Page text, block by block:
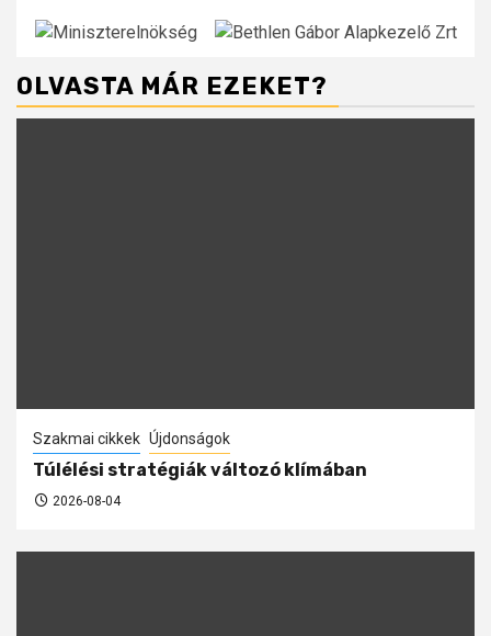
OLVASTA MÁR EZEKET?
Szakmai cikkek Újdonságok
Túlélési stratégiák változó klímában
2026-08-04